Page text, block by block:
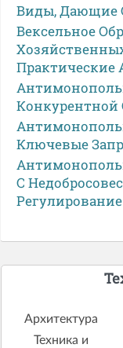
Виды, Дающие
Вексельное
Практические
Ключевые
С
Архитектура
Техника и